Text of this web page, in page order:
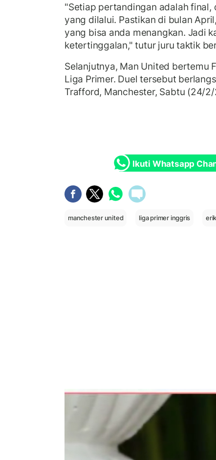
"Setiap pertandingan adalah final,
yang dilalui. Pastikan di bulan
yang bisa anda menangkan. Jadi
ketertinggalan," tutur juru taktik
Selanjutnya, Man United bertemu
Liga Primer. Duel tersebut
Trafford, Manchester, Sabtu (24/
Ikuti Whatsapp
manchester united liga primer inggris